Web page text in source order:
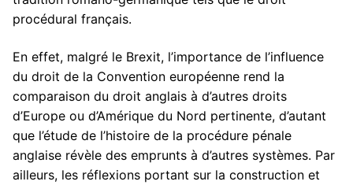
procédural français.
En effet, malgré le Brexit, l’importance de l’influence
du droit de la Convention européenne rend la
comparaison du droit anglais à d’autres droits
d’Europe ou d’Amérique du Nord pertinente, d’autant
que l’étude de l’histoire de la procédure pénale
anglaise révèle des emprunts à d’autres systèmes. Par
ailleurs, les réflexions portant sur la construction et